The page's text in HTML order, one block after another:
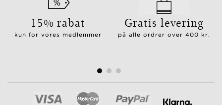
15% rabat
kun for vores medlemmer
Gratis levering
på alle ordrer over 400 kr.